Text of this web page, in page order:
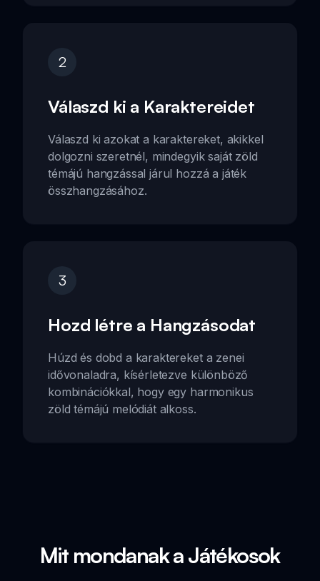
2
Válaszd ki a Karaktereidet
Válaszd ki azokat a karaktereket, akikkel
dolgozni szeretnél, mindegyik saját zöld
témájú hangzással járul hozzá a játék
összhangzásához.
3
Hozd létre a Hangzásodat
Húzd és dobd a karaktereket a zenei
idővonaladra, kísérletezve különböző
kombinációkkal, hogy egy harmonikus
zöld témájú melódiát alkoss.
Mit mondanak a Játékosok